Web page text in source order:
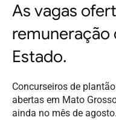
As vagas
remuneração
Estado.
Concurseiros de
abertas em Mato
ainda no mês de